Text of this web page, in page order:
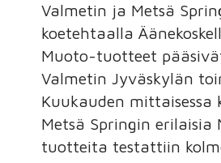
Valmetin ja Metsä
koetehtaalla
Muoto-tuotteet
Valmetin Jyväskylän
Kuukauden mittaisessa
Metsä Springin erilaisia
tuotteita testattiin